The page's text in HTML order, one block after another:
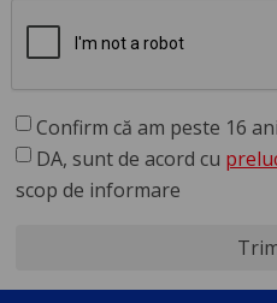
Confirm că am peste 16 ani
DA, sunt de acord cu
scop de informare